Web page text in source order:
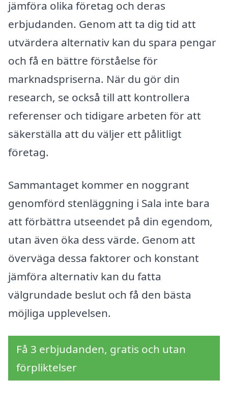
jämföra olika företag och deras
erbjudanden. Genom att ta dig tid att
utvärdera alternativ kan du spara pengar
och få en bättre förståelse för
marknadspriserna. När du gör din
research, se också till att kontrollera
referenser och tidigare arbeten för att
säkerställa att du väljer ett pålitligt
företag.
Sammantaget kommer en noggrant
genomförd stenläggning i Sala inte bara
att förbättra utseendet på din egendom,
utan även öka dess värde. Genom att
överväga dessa faktorer och konstant
jämföra alternativ kan du fatta
välgrundade beslut och få den bästa
möjliga upplevelsen.
Få 3 erbjudanden, gratis och utan
förpliktelser